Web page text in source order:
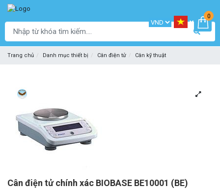
0
Trang chủ Danh mục thiết bị Cân điện tử Cân kỹ thuật
Cân điện tử chính xác BIOBASE BE10001 (BE)